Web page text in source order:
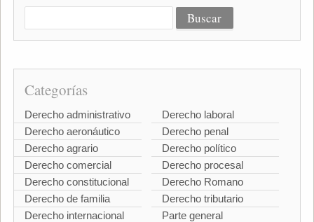
Categorías
Derecho administrativo
Derecho aeronáutico
Derecho agrario
Derecho comercial
Derecho constitucional
Derecho de familia
Derecho internacional
Derecho laboral
Derecho penal
Derecho político
Derecho procesal
Derecho Romano
Derecho tributario
Parte general